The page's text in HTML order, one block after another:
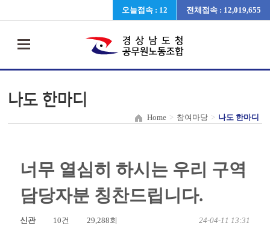
오늘접속 : 12 전체접속 : 12,019,655
나도 한마디
Home > 참여마당 > 나도 한마디
너무 열심히 하시는 우리 구역
담당자분 칭찬드립니다.
신관 10건 29,288회 24-04-11 13:31